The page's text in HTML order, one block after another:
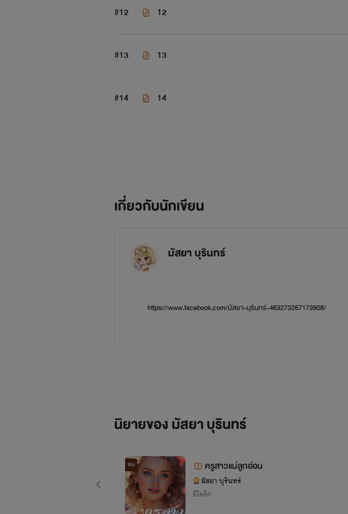
#12 12
#13 13
#14 14
เกี่ยวกับนักเขียน
มัสยา บุรินทร์
https://www.facebook.com/มัสยา-บุรินทร์-463273267173908/
นิยายของ มัสยา บุรินทร์
จบ ครูสาวแม่ลูกอ่อน
มัสยา บุรินทร์
อีโรติก